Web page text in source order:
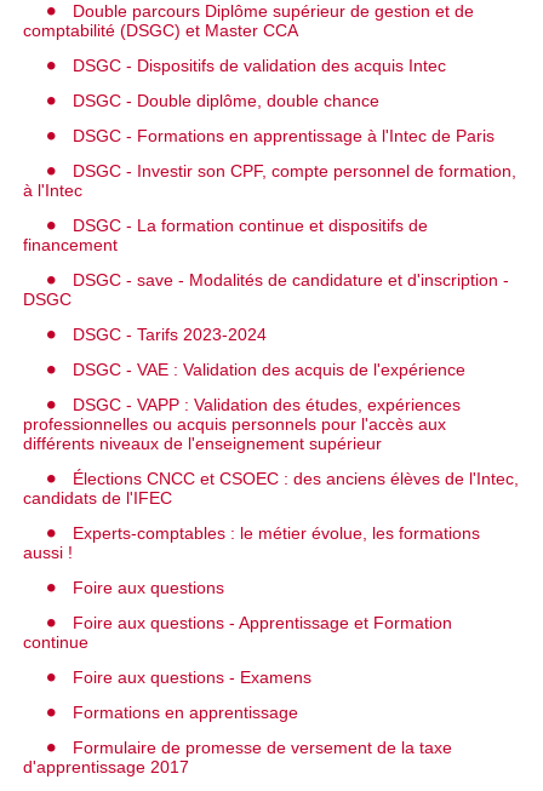
Double parcours Diplôme supérieur de gestion et de
comptabilité (DSGC) et Master CCA
DSGC - Dispositifs de validation des acquis Intec
DSGC - Double diplôme, double chance
DSGC - Formations en apprentissage à l'Intec de Paris
DSGC - Investir son CPF, compte personnel de formation,
à l'Intec
DSGC - La formation continue et dispositifs de
financement
DSGC - save - Modalités de candidature et d'inscription -
DSGC
DSGC - Tarifs 2023-2024
DSGC - VAE : Validation des acquis de l'expérience
DSGC - VAPP : Validation des études, expériences
professionnelles ou acquis personnels pour l'accès aux
différents niveaux de l'enseignement supérieur
Élections CNCC et CSOEC : des anciens élèves de l'Intec,
candidats de l'IFEC
Experts-comptables : le métier évolue, les formations
aussi !
Foire aux questions
Foire aux questions - Apprentissage et Formation
continue
Foire aux questions - Examens
Formations en apprentissage
Formulaire de promesse de versement de la taxe
d'apprentissage 2017